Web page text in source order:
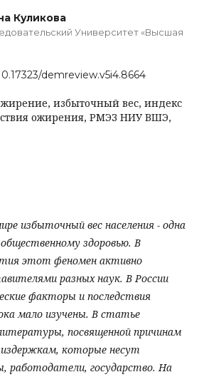
Куликова
Университет «Высшая
demreview.v5i4.8664
избыточный вес, индекс
ожирения, РМЭЗ НИУ ВШЭ,
избыточный вес населения - одна
здоровью. В
этот феномен активно
разных наук. В России
факторы и последствия
мало изучены. В статье
посвященной причинам
которые несут
работодатели, государство. На